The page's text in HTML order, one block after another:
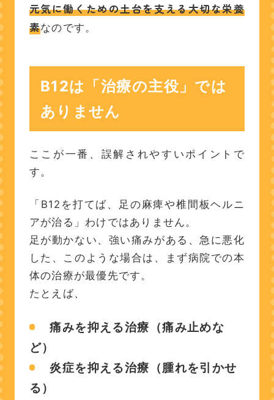
元気に働くための土台を支える大切な栄養
素なのです。
B12は「治療の主役」では
ありません
ここが一番、誤解されやすいポイントで
す。
「B12を打てば、足の麻痺や椎間板ヘルニ
アが治る」わけではありません。
足が動かない、強い痛みがある、急に悪化
した、このような場合は、まず病院での本
体の治療が最優先です。
たとえば、
痛みを抑える治療（痛み止めな
ど）
炎症を抑える治療（腫れを引かせ
る）